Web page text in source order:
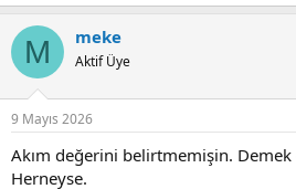
M meke
Aktif Üye
9 Mayıs 2026
Akım değerini belirtmemişin.
Herneyse.